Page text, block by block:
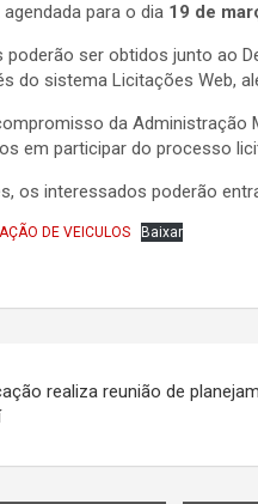
para o dia 19 de
poderão ser obtidos junto ao
do sistema Licitações Web,
da Administração
em participar do processo
os interessados poderão
DE VEICULOS Baixar
realiza reunião de